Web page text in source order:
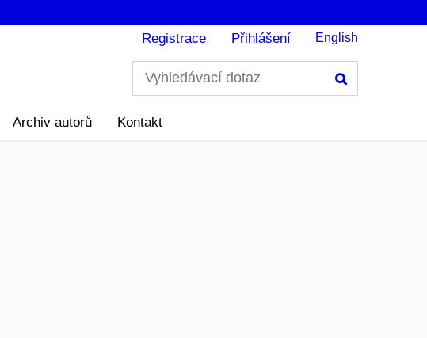
Registrace Přihlášení English
Archiv autorů Kontakt